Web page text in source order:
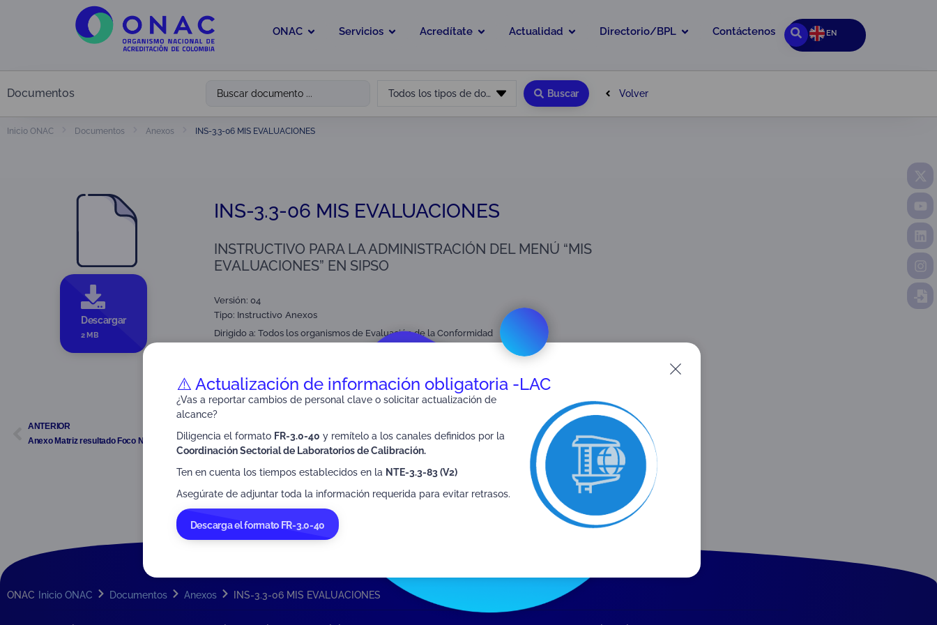
ONAC Servicios Acredítate Actualidad Directorio/BPL Contáctenos EN
Documentos Todos los tipos de documento Buscar Volver
Inicio ONAC Documentos Anexos INS-3.3-06 MIS EVALUACIONES
Descargar
2 MB
INS-3.3-06 MIS EVALUACIONES
INSTRUCTIVO PARA LA ADMINISTRACIÓN DEL MENÚ “MIS
EVALUACIONES” EN SIPSO
Versión: 04
Tipo: Instructivo Anexos
Dirigido a: Todos los organismos de Evaluación de la Conformidad
ANTERIOR
Anexo Matriz resultado Foco No. 1
ONAC Inicio ONAC Documentos Anexos INS-3.3-06 MIS EVALUACIONES
⚠️ Actualización de información obligatoria -LAC
¿Vas a reportar cambios de personal clave o solicitar actualización de
alcance?
Diligencia el formato FR-3.0-40 y remítelo a los canales definidos por la
Coordinación Sectorial de Laboratorios de Calibración.
Ten en cuenta los tiempos establecidos en la NTE-3.3-83 (V2)
Asegúrate de adjuntar toda la información requerida para evitar retrasos.
Descarga el formato FR-3.0-40